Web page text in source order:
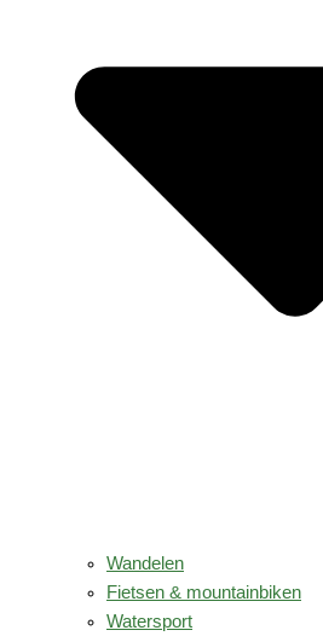
Wandelen
Fietsen & mountainbiken
Watersport